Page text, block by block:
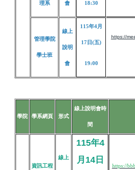
理系 會 18:30
管理學院
學士班
線上
說明
會
115年4月
17日(五)
19:00
https://
學院 學系網頁 形式
線上說明會時
間
資訊工程
線上
115年4
月14日
https://